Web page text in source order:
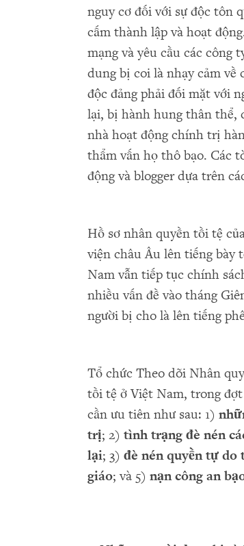
nguy cơ đối với sự độc tôn
cấm thành lập và hoạt
mạng và yêu cầu các công
dung bị coi là nhạy cảm
độc đảng phải đối mặt với
lại, bị hành hung thân thể,
nhà hoạt động chính trị
thẩm vấn họ thô bạo. Các
động và blogger dựa trên
Hồ sơ nhân quyền tồi tệ
viện châu Âu lên tiếng bày
Nam vẫn tiếp tục chính
nhiều vấn đề vào tháng
người bị cho là lên tiếng
Tổ chức Theo dõi Nhân
tồi tệ ở Việt Nam, trong
cần ưu tiên như sau: 1) nhữ
trị; 2) tình trạng đè nén
lại; 3) đè nén quyền tự do
giáo; và 5) nạn công an bạ